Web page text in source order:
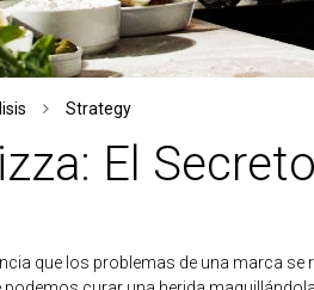
Strategy
El
que los problemas de una marca